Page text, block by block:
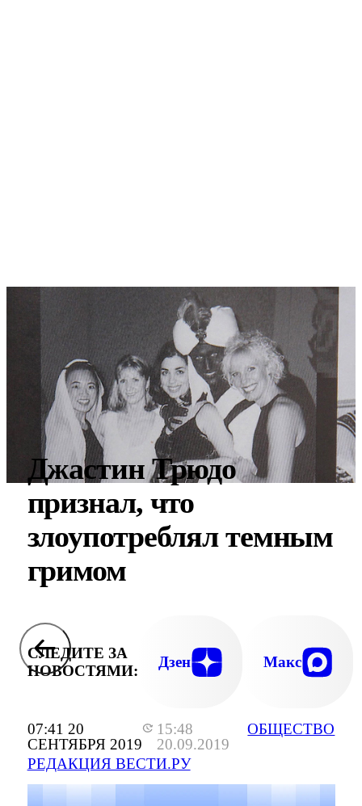
07:41 20
СЕНТЯБРЯ 2019
15:48
20.09.2019
РЕДАКЦИЯ ВЕСТИ.РУ
ОБЩЕСТВО
Джастин Трюдо
признал, что
злоупотреблял темным
гримом
СЛЕДИТЕ ЗА
НОВОСТЯМИ:
Дзен Макс